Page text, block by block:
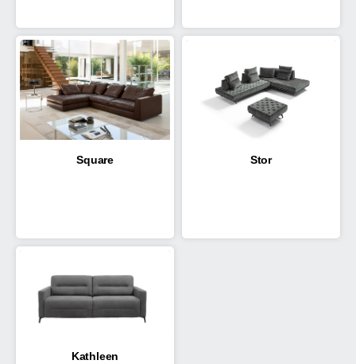
Square Stor
Kathleen